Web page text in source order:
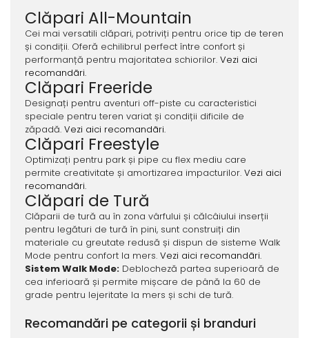
Clăpari All-Mountain
Cei mai versatili clăpari, potriviți pentru orice tip de teren
și condiții. Oferă echilibrul perfect între confort și
performanță pentru majoritatea schiorilor. Vezi aici
recomandãri.
Clăpari Freeride
Designați pentru aventuri off-piste cu caracteristici
speciale pentru teren variat și condiții dificile de
zăpadă. Vezi aici recomandãri.
Clăpari Freestyle
Optimizați pentru park și pipe cu flex mediu care
permite creativitate și amortizarea impacturilor.Vezi aici
recomandãri.
Clăpari de Tură
Clăparii de tură au în zona vârfului și călcâiului inserții
pentru legături de tură în pini, sunt construiți din
materiale cu greutate redusă și dispun de sisteme Walk
Mode pentru confort la mers.Vezi aici recomandãri.
Sistem Walk Mode:Deblocheză partea superioară de
cea inferioară și permite mișcare de până la 60 de
grade pentru lejeritate la mers și schi de tură.
Recomandări pe categorii și branduri